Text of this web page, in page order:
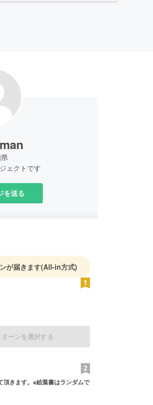
ェクトです
を送る
が届きます(All-in方式)
ターンを選択する
頂きます。※絵葉書はランダムで